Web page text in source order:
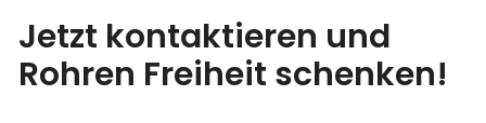
Jetzt kontaktieren und
Rohren Freiheit schenken!